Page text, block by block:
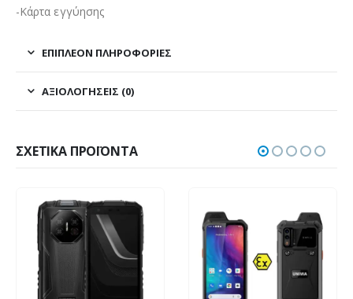
-Κάρτα εγγύησης
ΕΠΙΠΛΈΟΝ ΠΛΗΡΟΦΟΡΊΕΣ
ΑΞΙΟΛΟΓΉΣΕΙΣ (0)
ΣΧΕΤΙΚΆ ΠΡΟΪΌΝΤΑ